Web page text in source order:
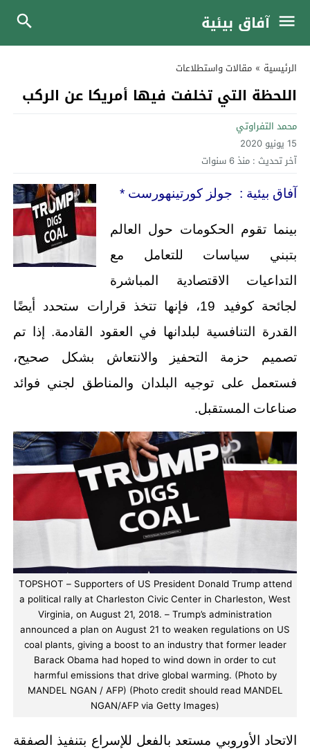
آفاق بيئية
الرئيسية » مقالات واستطلاعات
اللحظة التي تخلفت فيها أمريكا عن الركب
محمد التفراوتي
15 يونيو 2020
آخر تحديث : منذ 6 سنوات
آفاق بيئية : جولز كورتينهورست *
بينما تقوم الحكومات حول العالم
بتبني سياسات للتعامل مع
التداعيات الاقتصادية المباشرة
لجائحة كوفيد 19، فإنها تتخذ قرارات ستحدد أيضًا
القدرة التنافسية لبلدانها في العقود القادمة. إذا تم
تصميم حزمة التحفيز والانتعاش بشكل صحيح،
فستعمل على توجيه البلدان والمناطق لجني فوائد
صناعات المستقبل.
TOPSHOT – Supporters of US President Donald Trump attend
a political rally at Charleston Civic Center in Charleston, West
Virginia, on August 21, 2018. – Trump’s administration
announced a plan on August 21 to weaken regulations on US
coal plants, giving a boost to an industry that former leader
Barack Obama had hoped to wind down in order to cut
harmful emissions that drive global warming. (Photo by
MANDEL NGAN / AFP) (Photo credit should read MANDEL
NGAN/AFP via Getty Images)
الاتحاد الأوروبي مستعد بالفعل للإسراع بتنفيذ الصفقة